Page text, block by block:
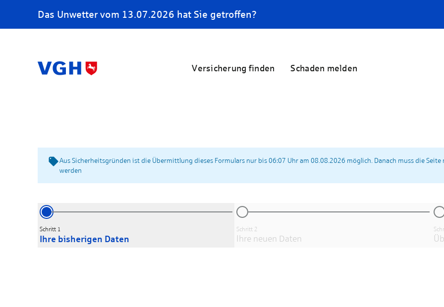
Das Unwetter vom 13.07.2026 hat Sie getroffen?
Versicherung finden Schaden melden
Aus Sicherheitsgründen ist die Übermittlung dieses Formulars nur bis 06:07 Uhr am 08.08.2026 möglich. Danach muss die
werden
Schritt 1
Ihre bisherigen Daten
Schritt 2
Ihre neuen Daten